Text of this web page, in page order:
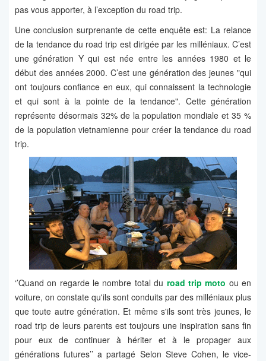
pas vous apporter, à l’exception du road trip.
Une conclusion surprenante de cette enquête est: La relance
de la tendance du road trip est dirigée par les milléniaux. C’est
une génération Y qui est née entre les années 1980 et le
début des années 2000. C’est une génération des jeunes "qui
ont toujours confiance en eux, qui connaissent la technologie
et qui sont à la pointe de la tendance". Cette génération
représente désormais 32% de la population mondiale et 35 %
de la population vietnamienne pour créer la tendance du road
trip.
‘’Quand on regarde le nombre total du road trip moto ou en
voiture, on constate qu'ils sont conduits par des milléniaux plus
que toute autre génération. Et même s'ils sont très jeunes, le
road trip de leurs parents est toujours une inspiration sans fin
pour eux de continuer à hériter et à le propager aux
générations futures’’ a partagé Selon Steve Cohen, le vice-